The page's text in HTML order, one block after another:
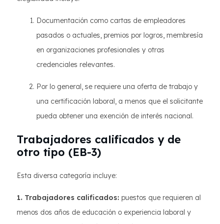
Documentación como cartas de empleadores
pasados o actuales, premios por logros, membresía
en organizaciones profesionales y otras
credenciales relevantes.
Por lo general, se requiere una oferta de trabajo y
una certificación laboral, a menos que el solicitante
pueda obtener una exención de interés nacional.
Trabajadores calificados y de
otro tipo (EB-3)
Esta diversa categoría incluye:
1. Trabajadores calificados: puestos que requieren al
menos dos años de educación o experiencia laboral y